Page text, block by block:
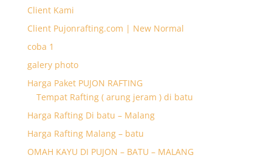
Client Kami
Client Pujonrafting.com | New Normal
coba 1
galery photo
Harga Paket PUJON RAFTING
Tempat Rafting ( arung jeram ) di batu
Harga Rafting Di batu – Malang
Harga Rafting Malang – batu
OMAH KAYU DI PUJON – BATU – MALANG